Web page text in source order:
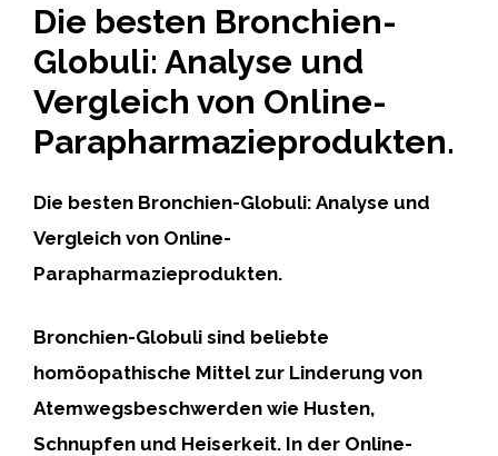
Die besten Bronchien-
Globuli: Analyse und
Vergleich von Online-
Parapharmazieprodukten.
Die besten Bronchien-Globuli: Analyse und
Vergleich von Online-
Parapharmazieprodukten.
Bronchien-Globuli sind beliebte
homöopathische Mittel zur Linderung von
Atemwegsbeschwerden wie Husten,
Schnupfen und Heiserkeit. In der Online-